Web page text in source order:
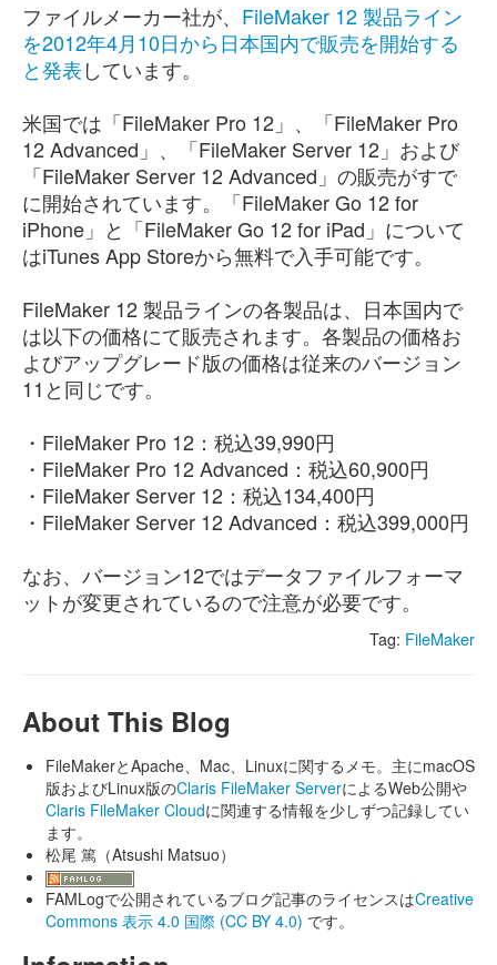
ファイルメーカー社が、 FileMaker 12 製品ライン
を2012年4月10日から日本国内で販売を開始する
と発表しています。
米国では「FileMaker Pro 12」、「FileMaker Pro
12 Advanced」、「FileMaker Server 12」および
「FileMaker Server 12 Advanced」の販売がすで
に開始されています。「FileMaker Go 12 for
iPhone」と「FileMaker Go 12 for iPad」について
はiTunes App Storeから無料で入手可能です。
FileMaker 12 製品ラインの各製品は、日本国内で
は以下の価格にて販売されます。各製品の価格お
よびアップグレード版の価格は従来のバージョン
11と同じです。
・FileMaker Pro 12：税込39,990円
・FileMaker Pro 12 Advanced：税込60,900円
・FileMaker Server 12：税込134,400円
・FileMaker Server 12 Advanced：税込399,000円
なお、バージョン12ではデータファイルフォーマ
ットが変更されているので注意が必要です。
Tag: FileMaker
About This Blog
FileMakerとApache、Mac、Linuxに関するメモ。主にmacOS
版およびLinux版のClaris FileMaker ServerによるWeb公開や
Claris FileMaker Cloudに関連する情報を少しずつ記録してい
ます。
松尾 篤（Atsushi Matsuo）
FAMLogで公開されているブログ記事のライセンスはCreative
Commons 表示 4.0 国際 (CC BY 4.0) です。